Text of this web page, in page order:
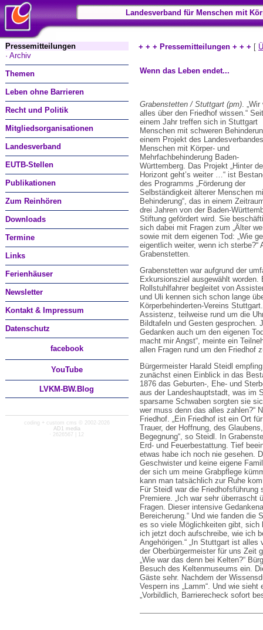
Landesverband für Menschen mit
Pressemitteilungen
· Archiv
Themen
Leben ohne Barrieren
Recht und Politik
Mitgliedsorganisationen
Landesverband
EUTB-Stellen
Publikationen
Zum Reinhören
Downloads
Termine
Links
Ferienhäuser
Newsletter
Kontakt & Impressum
Datenschutz
facebook
YouTube
LVKM-BW.Blog
coding + custom cms © 2002-2026
AD1 media
· 2626567 | 12
+ + + Pressemitteilungen + + + [
Wenn das Leben endet...
Grabenstetten / Stuttgart (pm). „Wir
alles über den Friedhof wissen.“
einem Jahr treffen sich in Stuttgart
Menschen mit schweren
einem Projekt des
Menschen mit Körper- und
Mehrfachbehinderung Baden-
Württemberg. Das Projekt „Hinter
Horizont geht’s weiter …“ ist
des Programms „Förderung der
Selbständigkeit älterer Menschen
Behinderung“, das in einem
drei Jahren von der Baden-
Stiftung gefördert wird. Sie
sich dabei mit Fragen zum „Älter
sowie mit dem eigenen Tod: „Wie
eigentlich weiter, wenn ich
Grabenstetten.
Grabenstetten war aufgrund der
Exkursionsziel ausgewählt
Rollstuhlfahrer begleitet von
und Uli kennen sich schon lange
Körperbehinderten-Vereins
Assistenz, teilweise rund um die
Bildtafeln und Gesten gesprochen.
Gedanken auch um den eigenen
macht mir Angst“, meinte ein
allen Fragen rund um den Friedhof
Bürgermeister Harald Steidl
zunächst einen Einblick in das
1876 das Geburten-, Ehe- und
aus der Landeshauptstadt, was im
sparsame Schwaben sorgten sie
wer muss denn das alles zahlen?“
Friedhof. „Ein Friedhof ist ein Ort
Trauer, der Hoffnung, des
Begegnung“, so Steidl. In
Erd- und Feuerbestattung. Tief
etwas habe ich noch nie gesehen.
Geschwister und keine eigene
der sich um meine Grabpflege
kann man tatsächlich zur Ruhe
Für Steidl war die
Premiere. „Ich war sehr
Fragen. Dieser intensive
Bereicherung.“ Und wie fanden die
es so viele Möglichkeiten gibt, sich
ich jetzt doch aufschreibe, wie ich
Angehörigen.“ „In Stuttgart ist
der Oberbürgermeister für uns Zeit
„Wie war das denn bei Kelten?“
Besuch des Keltenmuseums ein.
Gäste sehr. Nachdem der
Vespern ins „Lamm“. Und wie
„Vorbildlich, Barrierecheck sofort